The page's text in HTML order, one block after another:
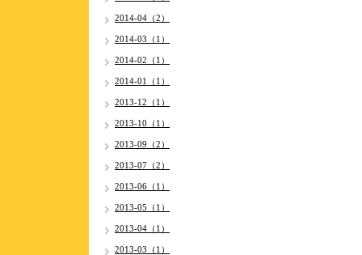
2014-04（2）
2014-03（1）
2014-02（1）
2014-01（1）
2013-12（1）
2013-10（1）
2013-09（2）
2013-07（2）
2013-06（1）
2013-05（1）
2013-04（1）
2013-03（1）